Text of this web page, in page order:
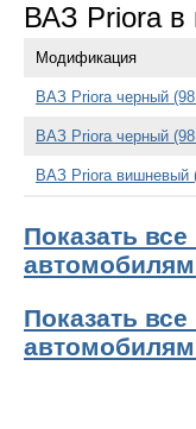
ВАЗ Priora в
Модификация
ВАЗ Priora черный
ВАЗ Priora черный
ВАЗ Priora вишневый
Показать
Показать